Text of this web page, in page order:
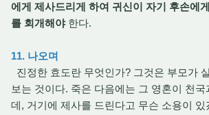
에게 제사드리게 하여 귀신이 자기 후손에
를 회개해야한다.
11. 나오며
진정한 효도란 무엇인가? 그것은 부모가
보는 것이다. 죽은 다음에는 그 영혼이 천
데, 거기에 제사를 드린다고 무슨 소용이 있